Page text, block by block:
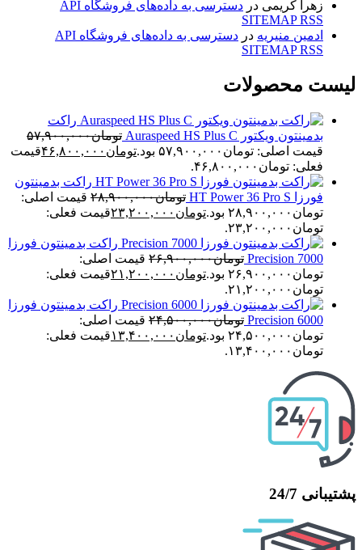
زهرا کریمی در
دسترسی به داده‌های فروشگاه API
SITEMAP RSS
ادمین منیریه در
دسترسی به داده‌های فروشگاه API
SITEMAP RSS
لیست محصولات
راکت
بدمینتون ویکتور Auraspeed HS Plus C
تومان۵۷,۹۰۰,۰۰۰
قیمت اصلی: تومان۵۷,۹۰۰,۰۰۰ بود.
تومان ۴۶,۸۰۰,۰۰۰قیمت
فعلی: تومان۴۶,۸۰۰,۰۰۰.
راکت بدمینتون
فورزا HT Power 36 Pro S
تومان۲۸,۹۰۰,۰۰۰ قیمت اصلی:
تومان۲۸,۹۰۰,۰۰۰ بود.
تومان ۲۳,۲۰۰,۰۰۰قیمت فعلی:
تومان۲۳,۲۰۰,۰۰۰.
راکت بدمینتون فورزا
Precision 7000 تومان۲۶,۹۰۰,۰۰۰ قیمت اصلی:
تومان۲۶,۹۰۰,۰۰۰ بود.
تومان ۲۱,۲۰۰,۰۰۰قیمت فعلی:
تومان۲۱,۲۰۰,۰۰۰.
راکت بدمینتون فورزا
Precision 6000 تومان۲۴,۵۰۰,۰۰۰ قیمت اصلی:
تومان۲۴,۵۰۰,۰۰۰ بود.
تومان ۱۳,۴۰۰,۰۰۰قیمت فعلی:
تومان۱۳,۴۰۰,۰۰۰.
پشتیبانی 24/7